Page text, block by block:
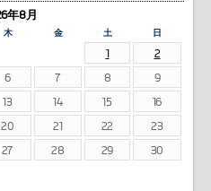
年8月
木 金 土 日
1
2
6 7 8
9
13 14 15
16
20 21 22
23
27 28 29
30